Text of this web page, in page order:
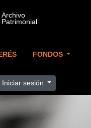
FONDOS
Iniciar sesión